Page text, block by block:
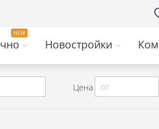
Новостройки
Цена от